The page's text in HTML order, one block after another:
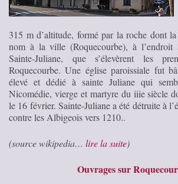
315 m d’altitude, formé par la roche dont
nom à la ville (Roquecourbe), à l’endroit
Sainte-Juliane, que s’élevèrent les
Roquecourbe. Une église paroissiale fut
élevé et dédié à sainte Juliane qui
Nicomédie, vierge et martyre du iiie siècle
le 16 février. Sainte-Juliane a été détruite à
contre les Albigeois vers 1210..
(source wikipedia… lire la suite)
Ouvrages sur